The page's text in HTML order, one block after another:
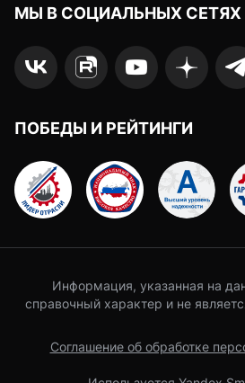
МЫ В СОЦИАЛЬНЫХ СЕТЯХ
ПОБЕДЫ И РЕЙТИНГИ
Информация, указанная на
справочный характер и не
Соглашение об обработке